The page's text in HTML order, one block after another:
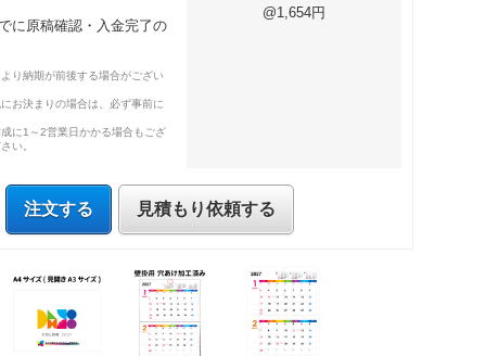
に原稿確認・入金完了の
り納期が前後する場合がござい
お決まりの場合は、必ず事前に
に1～2営業日かかる場合もござ
い。
@1,654円
注文する 見積もり依頼する